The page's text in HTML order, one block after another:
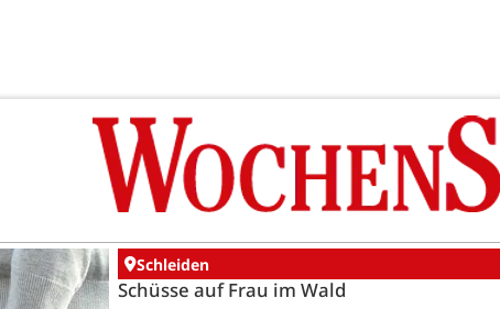
Schleiden
Schüsse auf Frau im Wald